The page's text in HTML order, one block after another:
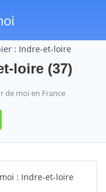
: Indre-et-loire
loire (37)
de moi en France
: Indre-et-loire